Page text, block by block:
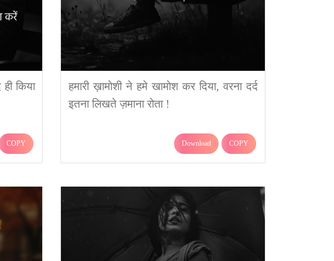
किया
COPY
हमारी ख़ामोशी ने हमे खामोश कर दिया, वरना दर्द
इतना लिखते ज़माना रोता !
Download COPY